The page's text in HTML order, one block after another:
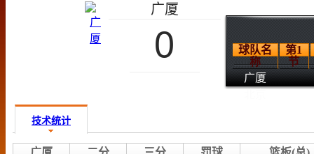
广厦
0
球队名
称
第1
节
广厦
技术统计